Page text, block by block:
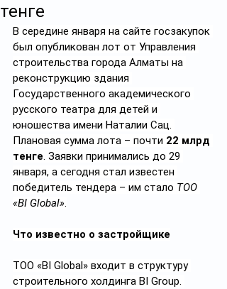
тенге
В середине января на сайте госзакупок
был опубликован лот от Управления
строительства города Алматы на
реконструкцию здания
Государственного академического
русского театра для детей и
юношества имени Наталии Сац.
Плановая сумма лота – почти 22 млрд
тенге. Заявки принимались до 29
января, а сегодня стал известен
победитель тендера – им стало ТОО
«BI Global».
Что известно о застройщике
ТОО «BI Global» входит в структуру
строительного холдинга BI Group.